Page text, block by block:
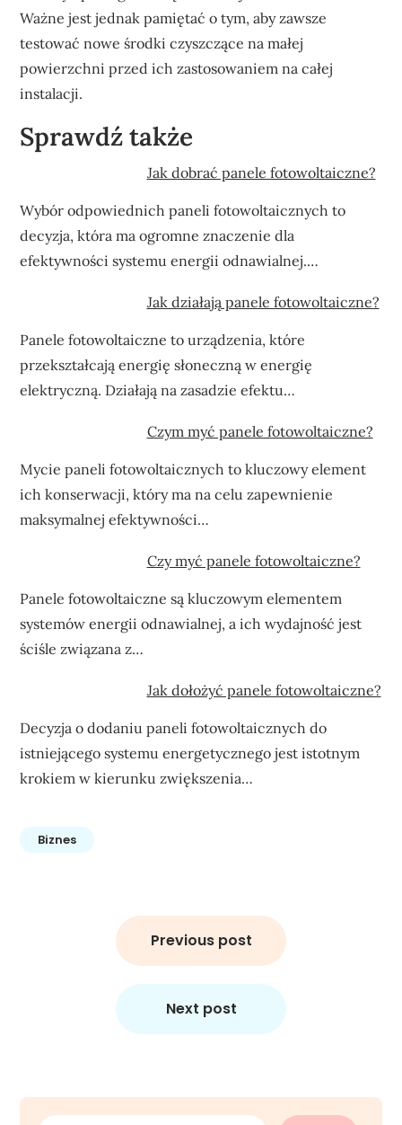
Ważne jest jednak pamiętać o tym, aby zawsze
testować nowe środki czyszczące na małej
powierzchni przed ich zastosowaniem na całej
instalacji.
Sprawdź także
Jak dobrać panele fotowoltaiczne?
Wybór odpowiednich paneli fotowoltaicznych to
decyzja, która ma ogromne znaczenie dla
efektywności systemu energii odnawialnej.…
Jak działają panele fotowoltaiczne?
Panele fotowoltaiczne to urządzenia, które
przekształcają energię słoneczną w energię
elektryczną. Działają na zasadzie efektu…
Czym myć panele fotowoltaiczne?
Mycie paneli fotowoltaicznych to kluczowy element
ich konserwacji, który ma na celu zapewnienie
maksymalnej efektywności…
Czy myć panele fotowoltaiczne?
Panele fotowoltaiczne są kluczowym elementem
systemów energii odnawialnej, a ich wydajność jest
ściśle związana z…
Jak dołożyć panele fotowoltaiczne?
Decyzja o dodaniu paneli fotowoltaicznych do
istniejącego systemu energetycznego jest istotnym
krokiem w kierunku zwiększenia…
Biznes
Previous post
Next post